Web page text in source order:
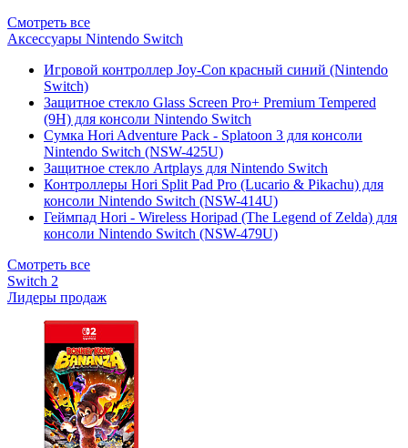
Смотреть все
Аксессуары Nintendo Switch
Игровой контроллер Joy-Con красный синий (Nintendo
Switch)
Защитное стекло Glass Screen Pro+ Premium Tempered
(9H) для консоли Nintendo Switch
Сумка Hori Adventure Pack - Splatoon 3 для консоли
Nintendo Switch (NSW-425U)
Защитное стекло Artplays для Nintendo Switch
Контроллеры Hori Split Pad Pro (Lucario & Pikachu) для
консоли Nintendo Switch (NSW-414U)
Геймпад Hori - Wireless Horipad (The Legend of Zelda) для
консоли Nintendo Switch (NSW-479U)
Смотреть все
Switch 2
Лидеры продаж